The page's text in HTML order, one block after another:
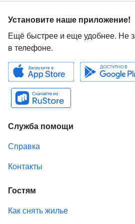
Установите наше приложение!
Ещё быстрее и еще удобнее. Не
в телефоне.
Служба помощи
Справка
Контакты
Гостям
Как снять жилье